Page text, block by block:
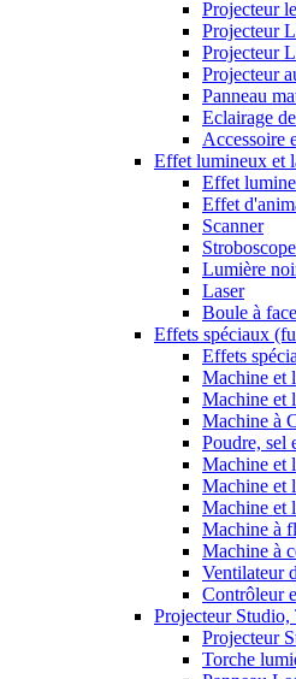
Projecteur
Projecteur
Projecteur
Projecteur
Panneau
Eclairage
Accessoire
Effet lumineux et
Effet
Effet
Scanner
Stroboscope
Lumière
Laser
Boule à
Effets spéciaux
Effets
Machine et
Machine et
Machine à
Poudre, sel
Machine et
Machine et
Machine et
Machine à
Machine à
Ventilateur
Contrôleur
Projecteur
Projecteur
Torche